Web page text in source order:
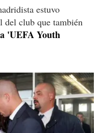
estuvo
del club que también
'UEFA Youth